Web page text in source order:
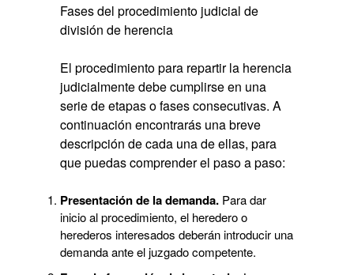
Fases del procedimiento judicial de
división de herencia
El procedimiento para repartir la herencia
judicialmente debe cumplirse en una
serie de etapas o fases consecutivas. A
continuación encontrarás una breve
descripción de cada una de ellas, para
que puedas comprender el paso a paso:
Presentación de la demanda. Para dar
inicio al procedimiento, el heredero o
herederos interesados deberán introducir una
demanda ante el juzgado competente.